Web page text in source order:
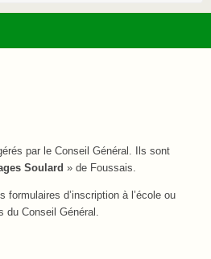
par le Conseil Général. Ils sont
Soulard » de Foussais.
formulaires d’inscription à l’école ou
Conseil Général.